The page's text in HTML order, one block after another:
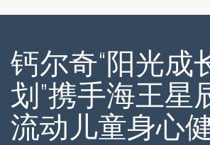
Menu
钙尔奇“阳光成
划”携手海王星
流动儿童身心